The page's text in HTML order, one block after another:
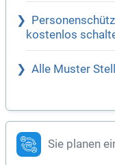
kostenlos
Alle Muster
Sie planen